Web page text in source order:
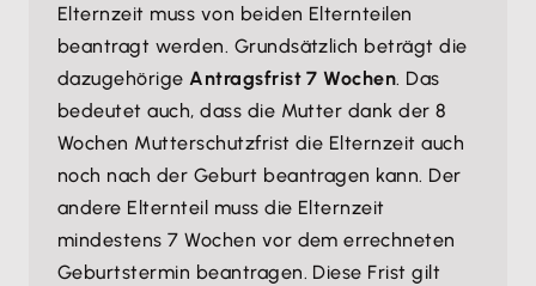
Elternzeit muss von beiden Elternteilen
beantragt werden. Grundsätzlich beträgt die
dazugehörigeAntragsfrist 7 Wochen. Das
bedeutet auch, dass die Mutter dank der 8
Wochen Mutterschutzfrist die Elternzeit auch
noch nach der Geburt beantragen kann. Der
andere Elternteil muss die Elternzeit
mindestens 7 Wochen vor dem errechneten
Geburtstermin beantragen. Diese Frist gilt